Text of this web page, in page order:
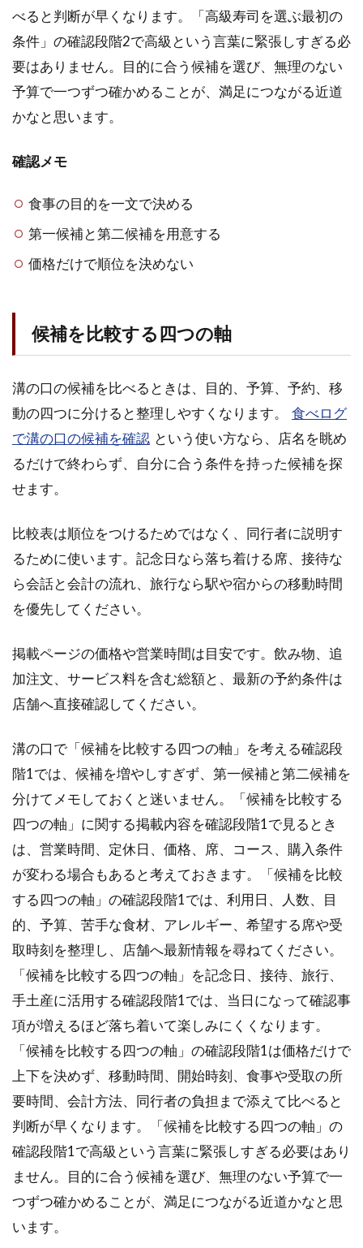
溝の
口の
高級
寿司
を選
ぶ結
論
べると判断が早くなります。「高級寿司を選ぶ最初の
条件」の確認段階2で高級という言葉に緊張しすぎる必
要はありません。目的に合う候補を選び、無理のない
予算で一つずつ確かめることが、満足につながる近道
かなと思います。
確認メモ
食事の目的を一文で決める
第一候補と第二候補を用意する
価格だけで順位を決めない
候補を比較する四つの軸
溝の口の候補を比べるときは、目的、予算、予約、移
動の四つに分けると整理しやすくなります。
食べログ
で溝の口の候補を確認 という使い方なら、店名を眺め
るだけで終わらず、自分に合う条件を持った候補を探
せます。
比較表は順位をつけるためではなく、同行者に説明す
るために使います。記念日なら落ち着ける席、接待な
ら会話と会計の流れ、旅行なら駅や宿からの移動時間
を優先してください。
掲載ページの価格や営業時間は目安です。飲み物、追
加注文、サービス料を含む総額と、最新の予約条件は
店舗へ直接確認してください。
溝の口で「候補を比較する四つの軸」を考える確認段
階1では、候補を増やしすぎず、第一候補と第二候補を
分けてメモしておくと迷いません。「候補を比較する
四つの軸」に関する掲載内容を確認段階1で見るとき
は、営業時間、定休日、価格、席、コース、購入条件
が変わる場合もあると考えておきます。「候補を比較
する四つの軸」の確認段階1では、利用日、人数、目
的、予算、苦手な食材、アレルギー、希望する席や受
取時刻を整理し、店舗へ最新情報を尋ねてください。
「候補を比較する四つの軸」を記念日、接待、旅行、
手土産に活用する確認段階1では、当日になって確認事
項が増えるほど落ち着いて楽しみにくくなります。
「候補を比較する四つの軸」の確認段階1は価格だけで
上下を決めず、移動時間、開始時刻、食事や受取の所
要時間、会計方法、同行者の負担まで添えて比べると
判断が早くなります。「候補を比較する四つの軸」の
確認段階1で高級という言葉に緊張しすぎる必要はあり
ません。目的に合う候補を選び、無理のない予算で一
つずつ確かめることが、満足につながる近道かなと思
います。